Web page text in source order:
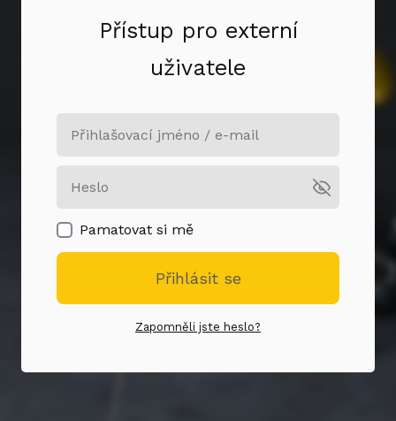
Přístup pro externí
uživatele
Pamatovat si mě
Přihlásit se
Zapomněli jste heslo?